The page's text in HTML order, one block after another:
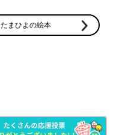
たまひよの絵本